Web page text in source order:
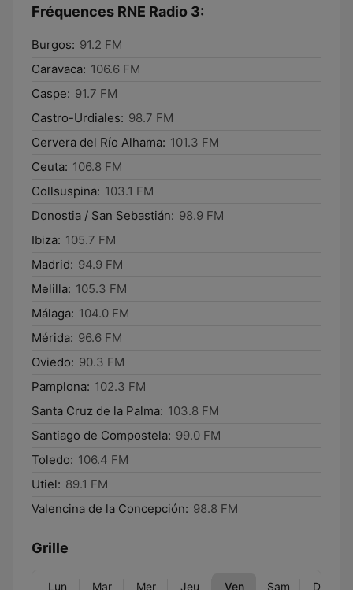
Fréquences RNE Radio 3:
Burgos: 91.2 FM
Caravaca: 106.6 FM
Caspe: 91.7 FM
Castro-Urdiales: 98.7 FM
Cervera del Río Alhama: 101.3 FM
Ceuta: 106.8 FM
Collsuspina: 103.1 FM
Donostia / San Sebastián: 98.9 FM
Ibiza: 105.7 FM
Madrid: 94.9 FM
Melilla: 105.3 FM
Málaga: 104.0 FM
Mérida: 96.6 FM
Oviedo: 90.3 FM
Pamplona: 102.3 FM
Santa Cruz de la Palma: 103.8 FM
Santiago de Compostela: 99.0 FM
Toledo: 106.4 FM
Utiel: 89.1 FM
Valencina de la Concepción: 98.8 FM
Grille
Lun Mar Mer Jeu Ven Sam Dim